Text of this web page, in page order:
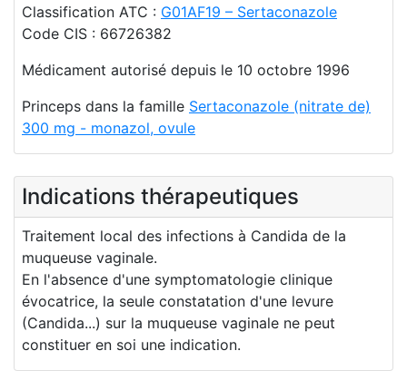
Classification ATC : G01AF19 – Sertaconazole
Code CIS : 66726382
Médicament autorisé depuis le 10 octobre 1996
Princeps dans la famille Sertaconazole (nitrate de)
300 mg - monazol, ovule
Indications thérapeutiques
Traitement local des infections à Candida de la
muqueuse vaginale.
En l'absence d'une symptomatologie clinique
évocatrice, la seule constatation d'une levure
(Candida...) sur la muqueuse vaginale ne peut
constituer en soi une indication.